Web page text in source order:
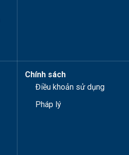
Chính sách
Điều khoản sử dụng
Pháp lý